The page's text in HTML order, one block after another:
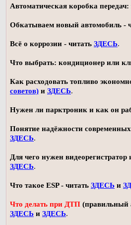
Автоматическая коробка
Обкатываем новый автомобиль -
Всё о коррозии - читать ЗДЕСЬ.
Что выбрать: кондиционер или
Как расходовать топливо
советов) и ЗДЕСЬ.
Нужен ли парктроник и как он
Понятие надёжности
ЗДЕСЬ.
Для чего нужен
ЗДЕСЬ.
Что такое ESP - читать ЗДЕСЬ и
Что делать при ДТП (правильный
ЗДЕСЬ и ЗДЕСЬ.